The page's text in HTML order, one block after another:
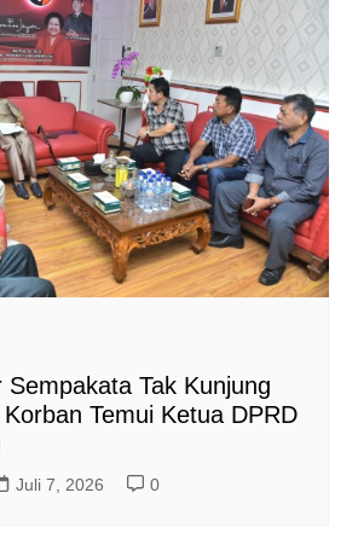
Sempakata Tak Kunjung
Temui Ketua DPRD
Juli 7, 2026 0